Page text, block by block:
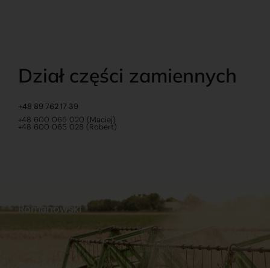
Dział części zamiennych
+48 89 762 17 39
+48 600 065 020 (Maciej)
+48 600 065 028 (Robert)
Romanowski
Sklep internetowy
Praca
Ubezpieczenia